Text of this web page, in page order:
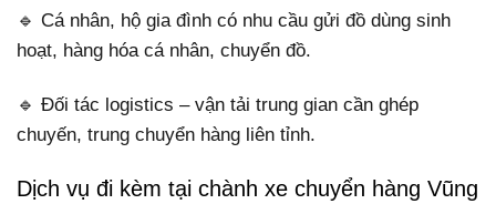
🔹 Cá nhân, hộ gia đình có nhu cầu gửi đồ dùng sinh
hoạt, hàng hóa cá nhân, chuyển đồ.
🔹 Đối tác logistics – vận tải trung gian cần ghép
chuyến, trung chuyển hàng liên tỉnh.
Dịch vụ đi kèm tại chành xe chuyển hàng Vũng